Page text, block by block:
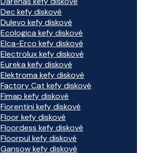
Dec kefy diskové
Dulevo kefy diskové
Ecologica kefy diskové
Elca-Erco kefy diskové
Electrolux kefy diskové
Eureka kefy diskové
Elektroma kefy diskové
Factory Cat kefy diskové
Fimap kefy diskové
Fiorentini kefy diskové
Floor kefy diskové
Floordess kefy diskové
Floorpul kefy diskové
Gansow kefy diskové